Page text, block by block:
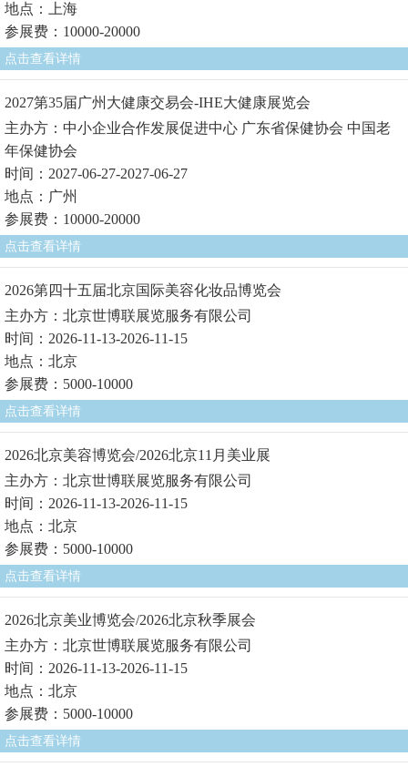
地点：上海
参展费：10000-20000
点击查看详情
2027第35届广州大健康交易会-IHE大健康展览会
主办方：中小企业合作发展促进中心 广东省保健协会 中国老
年保健协会
时间：2027-06-27-2027-06-27
地点：广州
参展费：10000-20000
点击查看详情
2026第四十五届北京国际美容化妆品博览会
主办方：北京世博联展览服务有限公司
时间：2026-11-13-2026-11-15
地点：北京
参展费：5000-10000
点击查看详情
2026北京美容博览会/2026北京11月美业展
主办方：北京世博联展览服务有限公司
时间：2026-11-13-2026-11-15
地点：北京
参展费：5000-10000
点击查看详情
2026北京美业博览会/2026北京秋季展会
主办方：北京世博联展览服务有限公司
时间：2026-11-13-2026-11-15
地点：北京
参展费：5000-10000
点击查看详情